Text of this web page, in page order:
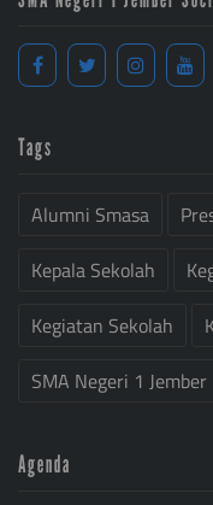
Tags
Alumni Smasa
Kepala Sekolah
Kegiatan Sekolah
SMA Negeri 1 Jember
Agenda